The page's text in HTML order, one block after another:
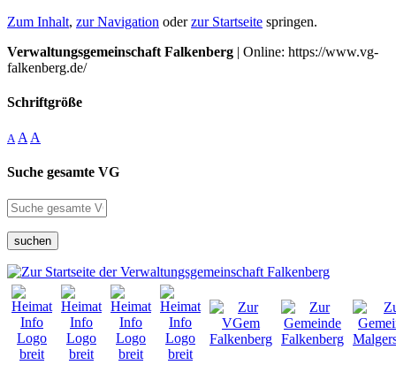
Zum Inhalt, zur Navigation oderzur Startseite springen.
Verwaltungsgemeinschaft Falkenberg | Online: https://www.vg-
falkenberg.de/
Schriftgröße
A A A
Suche gesamte VG
suchen